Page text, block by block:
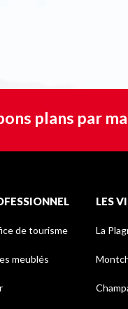
plans par
de tourisme
meublés
LES
La